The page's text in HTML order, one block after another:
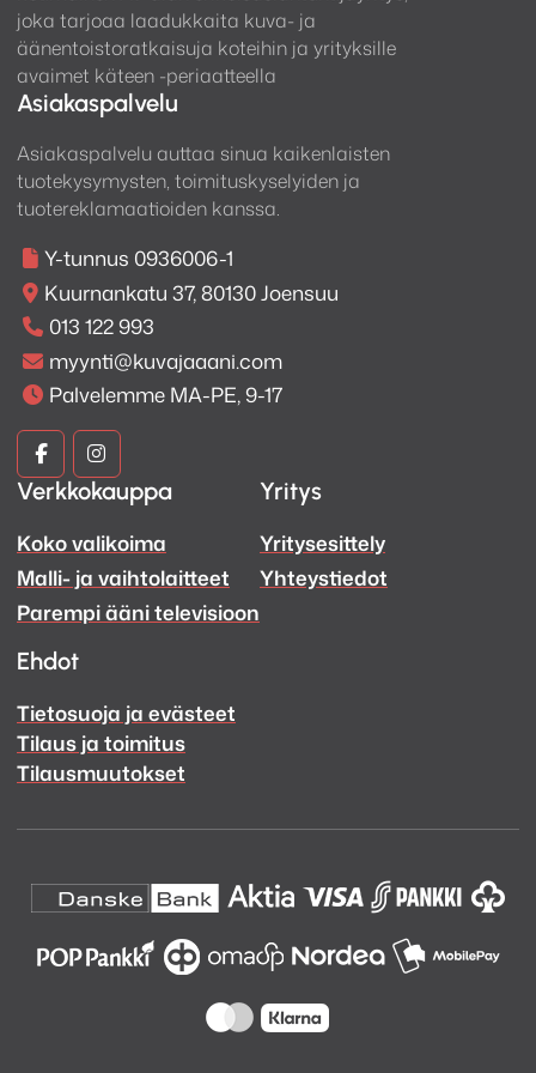
joka tarjoaa laadukkaita kuva- ja
äänentoistoratkaisuja koteihin ja yrityksille
avaimet käteen -periaatteella
Asiakaspalvelu
Asiakaspalvelu auttaa sinua kaikenlaisten
tuotekysymysten, toimituskyselyiden ja
tuotereklamaatioiden kanssa.
Y-tunnus 0936006-1
Kuurnankatu 37, 80130 Joensuu
013 122 993
myynti@kuvajaaani.com
Palvelemme MA-PE, 9-17
Kuva
ja
Ääni
Facebook
Kuva
ja
Ääni
Instagram
Verkkokauppa
Koko valikoima
Malli- ja vaihtolaitteet
Parempi ääni televisioon
Yritys
Yritysesittely
Yhteystiedot
Ehdot
Tietosuoja ja evästeet
Tilaus ja toimitus
Tilausmuutokset